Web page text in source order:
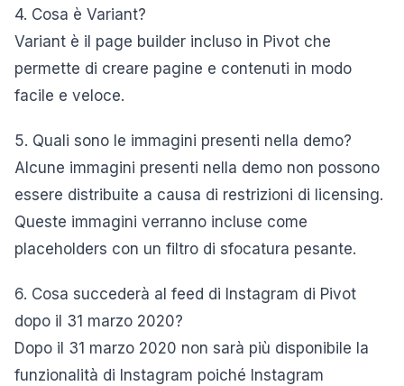
4. Cosa è Variant?
Variant è il page builder incluso in Pivot che
permette di creare pagine e contenuti in modo
facile e veloce.
5. Quali sono le immagini presenti nella demo?
Alcune immagini presenti nella demo non possono
essere distribuite a causa di restrizioni di licensing.
Queste immagini verranno incluse come
placeholders con un filtro di sfocatura pesante.
6. Cosa succederà al feed di Instagram di Pivot
dopo il 31 marzo 2020?
Dopo il 31 marzo 2020 non sarà più disponibile la
funzionalità di Instagram poiché Instagram